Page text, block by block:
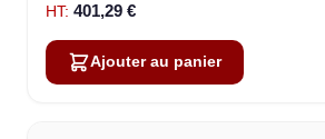
401,29 €
Ajouter au panier